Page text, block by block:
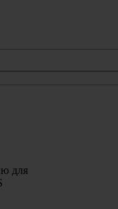
для